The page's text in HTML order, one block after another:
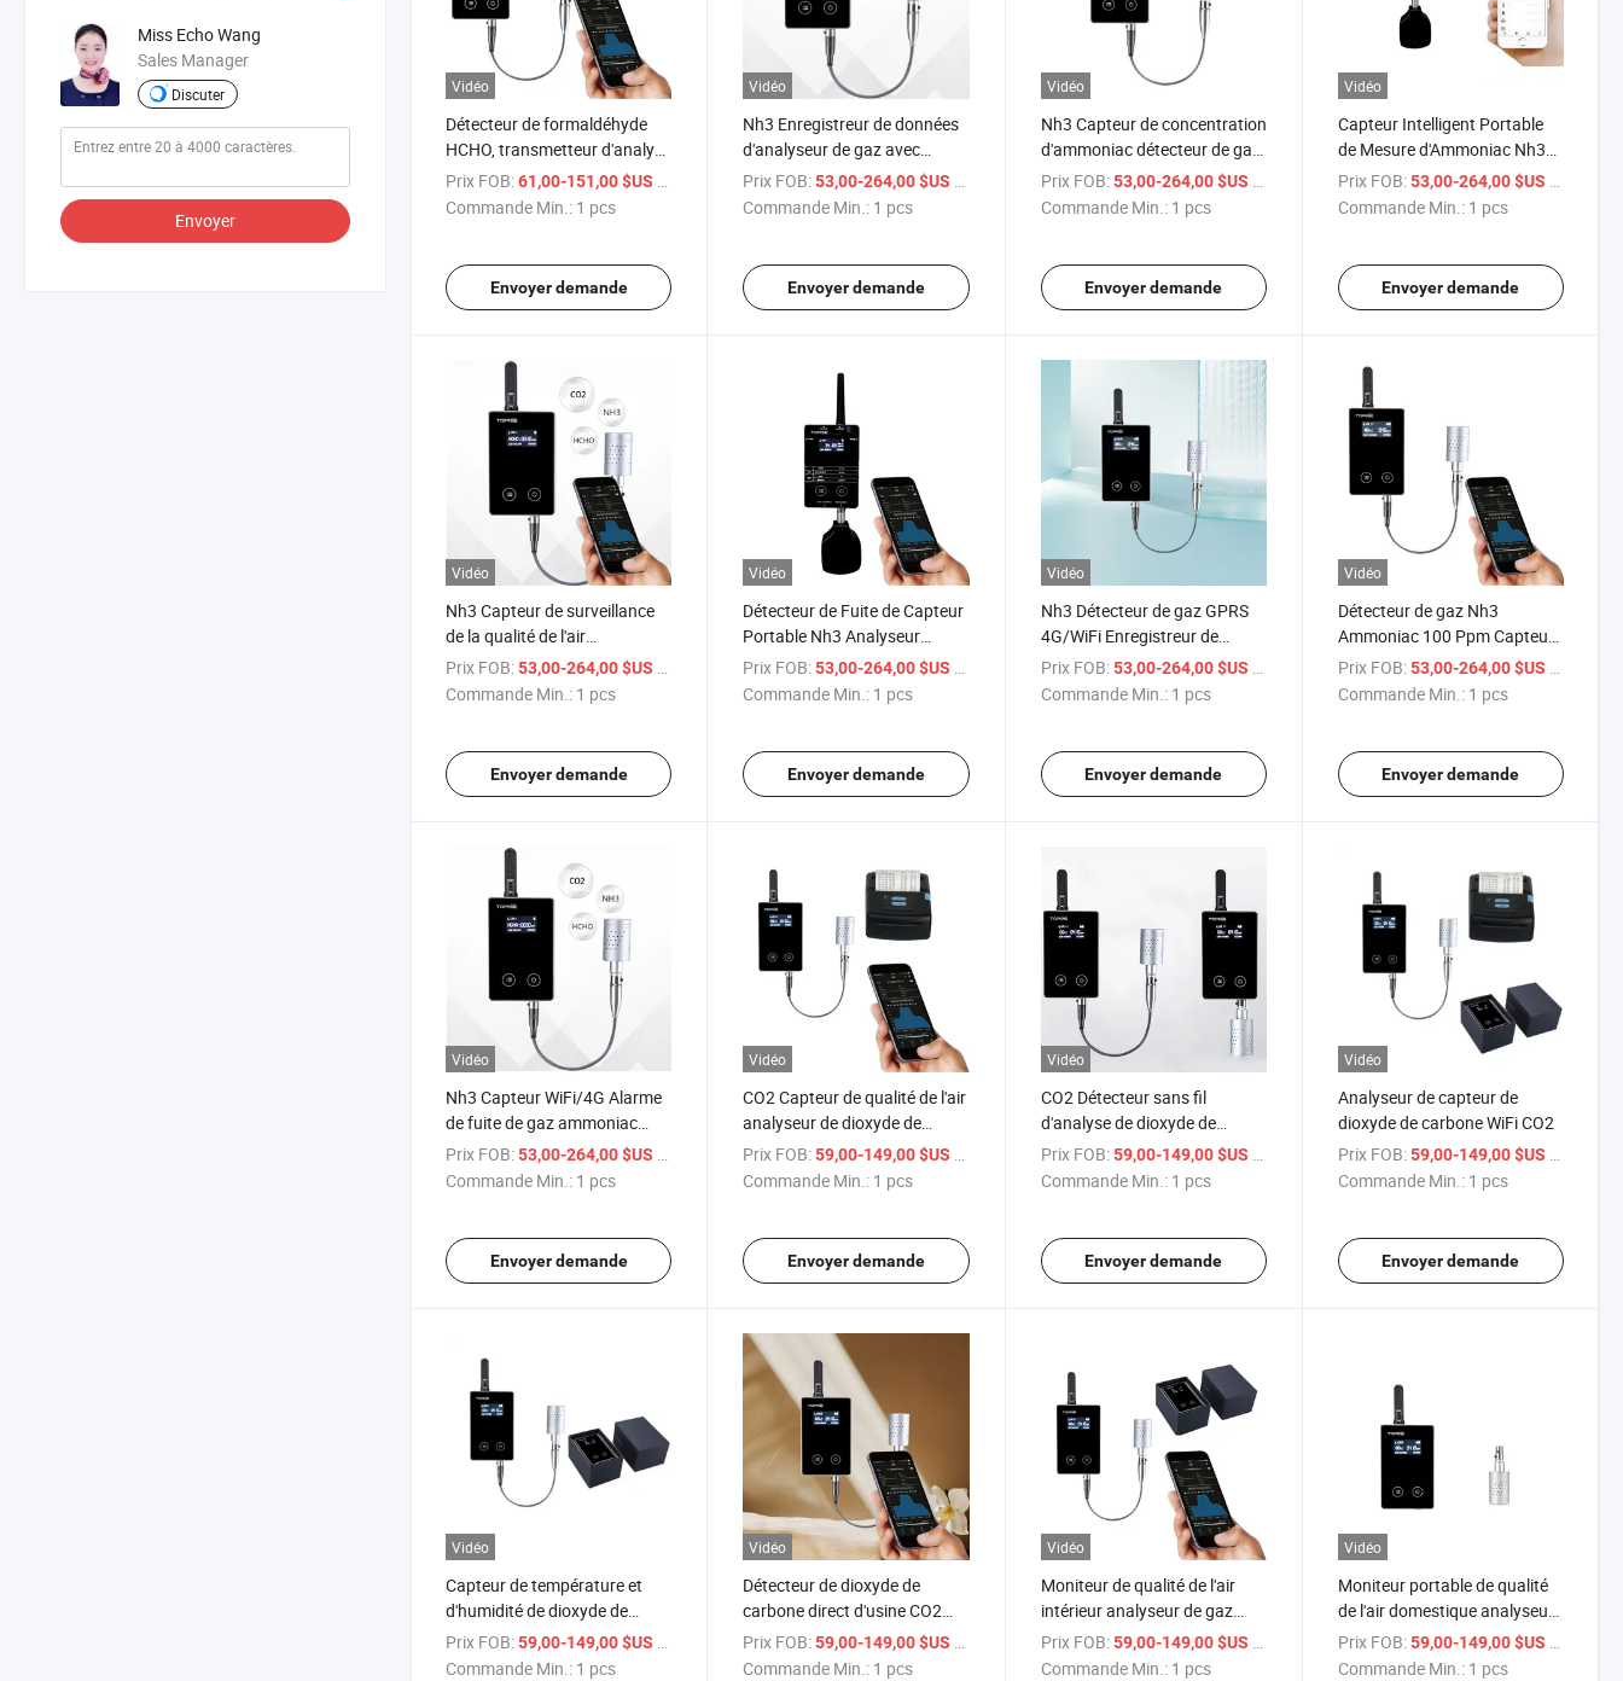
Miss Echo Wang
Sales Manager
Discuter
Envoyer
Vidéo
Détecteur de formaldéhyde
HCHO, transmetteur d'analyse
de gaz avec surveillance en
ligne
Prix FOB:61,00-151,00 $US
Commande Min.: 1 pcs
Envoyer demande
Vidéo
Nh3 Enregistreur de données
d'analyseur de gaz avec
capteur externe d'ammoniac
Prix FOB: 53,00-264,00 $US
Commande Min.: 1 pcs
Envoyer demande
Vidéo
Nh3 Capteur de concentration
d'ammoniac détecteur de gaz
GPRS analyseur de gaz
Prix FOB: 53,00-264,00 $US
Commande Min.: 1 pcs
Envoyer demande
Vidéo
Capteur Intelligent Portable
de Mesure d'Ammoniac Nh3
Analyseur de Gaz pour Ferme
Prix FOB: 53,00-264,00 $US
Commande Min.: 1 pcs
Envoyer demande
Vidéo
Nh3 Capteur de surveillance
de la qualité de l'air
environnemental enregistreur
de données analyseur de gaz
Prix FOB:53,00-264,00 $US / pcs
Commande Min.: 1 pcs
Envoyer demande
Vidéo
Détecteur de Fuite de Capteur
Portable Nh3 Analyseur
d'Ammoniac Journaliseur de
Données 0-100ppm
Prix FOB: 53,00-264,00 $US / pcs
Commande Min.: 1 pcs
Envoyer demande
Vidéo
Nh3 Détecteur de gaz GPRS
4G/WiFi Enregistreur de
données portatif pour
l'ammoniac
Prix FOB: 53,00-264,00 $US / pcs
Commande Min.: 1 pcs
Envoyer demande
Vidéo
Détecteur de gaz Nh3
Ammoniac 100 Ppm Capteur
de gaz Enregistreur de
données Prix d'usine
Prix FOB: 53,00-264,00 $US / pcs
Commande Min.: 1 pcs
Envoyer demande
Vidéo
Nh3 Capteur WiFi/4G Alarme
de fuite de gaz ammoniac
industriel enregistreur de
données
Prix FOB:53,00-264,00 $US / pcs
Commande Min.: 1 pcs
Envoyer demande
Vidéo
CO2 Capteur de qualité de l'air
analyseur de dioxyde de
carbone CO2 Enregistreur de
données de gaz
Prix FOB: 59,00-149,00 $US / pcs
Commande Min.: 1 pcs
Envoyer demande
Vidéo
CO2 Détecteur sans fil
d'analyse de dioxyde de
carbone CO2 Enregistreur de
données
Prix FOB: 59,00-149,00 $US / pcs
Commande Min.: 1 pcs
Envoyer demande
Vidéo
Analyseur de capteur de
dioxyde de carbone WiFi CO2
Prix FOB: 59,00-149,00 $US / pcs
Commande Min.: 1 pcs
Envoyer demande
Vidéo
Capteur de température et
d'humidité de dioxyde de
carbone CO2 enregistreur de
données pour la surveillance
Prix FOB:59,00-149,00 $US
Commande Min.: 1 pcs
Vidéo
Détecteur de dioxyde de
carbone direct d'usine CO2
Détecteur d'alarme Détecteur
d'analyse de gaz
Prix FOB: 59,00-149,00 $US
Commande Min.: 1 pcs
Vidéo
Moniteur de qualité de l'air
intérieur analyseur de gaz
dioxyde de carbone
Prix FOB: 59,00-149,00 $US
Commande Min.: 1 pcs
Vidéo
Moniteur portable de qualité
de l'air domestique analyseur
de gaz dioxyde de carbone
Prix FOB: 59,00-149,00 $US
Commande Min.: 1 pcs